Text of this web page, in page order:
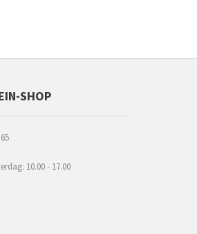
SHOP
10.00 - 17.00